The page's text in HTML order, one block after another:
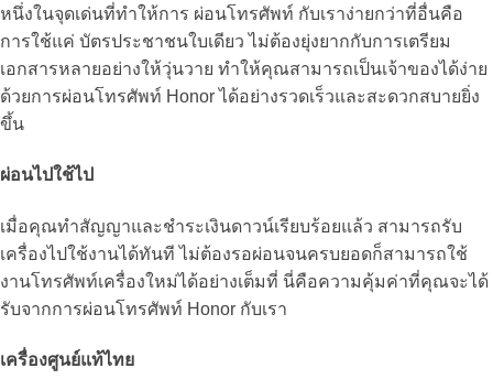
หนึ่งในจุดเด่นที่ทำให้การ ผ่อนโทรศัพท์ กับเราง่ายกว่าที่อื่นคือ
การใช้แค่ บัตรประชาชนใบเดียว ไม่ต้องยุ่งยากกับการเตรียม
เอกสารหลายอย่างให้วุ่นวาย ทำให้คุณสามารถเป็นเจ้าของได้ง่าย
ด้วยการผ่อนโทรศัพท์ Honorได้อย่างรวดเร็วและสะดวกสบายยิ่ง
ขึ้น
ผ่อนไปใช้ไป
เมื่อคุณทำสัญญาและชำระเงินดาวน์เรียบร้อยแล้ว สามารถรับ
เครื่องไปใช้งานได้ทันที ไม่ต้องรอผ่อนจนครบยอดก็สามารถใช้
งานโทรศัพท์เครื่องใหม่ได้อย่างเต็มที่ นี่คือความคุ้มค่าที่คุณจะได้
รับจากการผ่อนโทรศัพท์ Honor กับเรา
เครื่องศูนย์แท้ไทย